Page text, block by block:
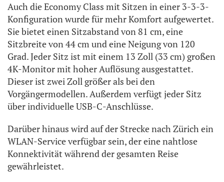
Auch die Economy Class mit Sitzen in einer 3-3-3-
Konfiguration wurde für mehr Komfort aufgewertet.
Sie bietet einen Sitzabstand von 81 cm, eine
Sitzbreite von 44 cm und eine Neigung von 120
Grad. Jeder Sitz ist mit einem 13 Zoll (33 cm) großen
4K-Monitor mit hoher Auflösung ausgestattet.
Dieser ist zwei Zoll größer als bei den
Vorgängermodellen. Außerdem verfügt jeder Sitz
über individuelle USB-C-Anschlüsse.
Darüber hinaus wird auf der Strecke nach Zürich ein
WLAN-Service verfügbar sein, der eine nahtlose
Konnektivität während der gesamten Reise
gewährleistet.